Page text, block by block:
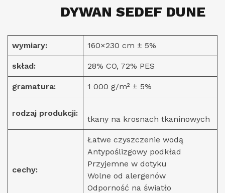
DYWAN SEDEF DUNE
wymiary: 160×230 cm ± 5%
skład: 28% CO, 72% PES
gramatura: 1 000 g/m² ± 5%
rodzaj produkcji:
tkany na krosnach tkaninowych
cechy:
Łatwe czyszczenie wodą
Antypoślizgowy podkład
Przyjemne w dotyku
Wolne od alergenów
Odporność na światło